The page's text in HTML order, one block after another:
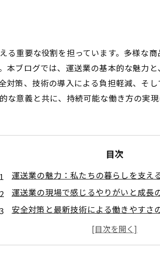
る重要な役割を担っています。多様な
本ブログでは、運送業の基本的な魅力
対策、技術の導入による負担軽減、そ
意義と共に、持続可能な働き方の実現
目次
運送業の魅力：私たちの暮らしを支え
運送業の現場で感じるやりがいと成長
安全対策と最新技術による働きやすさ
労働時間管理と職場環境の改善で見え
安心して長く続けられる運送業の未来